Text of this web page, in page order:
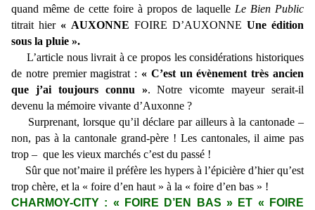
quand même de cette foire à propos de laquelle Le Bien Public
titrait hier « AUXONNE FOIRE D’AUXONNE Une édition
sous la pluie ».
L’article nous livrait à ce propos les considérations historiques
de notre premier magistrat : « C’est un évènement très ancien
que j’ai toujours connu ». Notre vicomte mayeur serait-il
devenu la mémoire vivante d’Auxonne ?
Surprenant, lorsque qu’il déclare par ailleurs à la cantonade –
non, pas à la cantonale grand-père ! Les cantonales, il aime pas
trop – que les vieux marchés c’est du passé !
Sûr que not’maire il préfère les hypers à l’épicière d’hier qu’est
trop chère, et la « foire d’en haut » à la « foire d’en bas » !
CHARMOY-CITY : « FOIRE D’EN BAS » ET « FOIRE